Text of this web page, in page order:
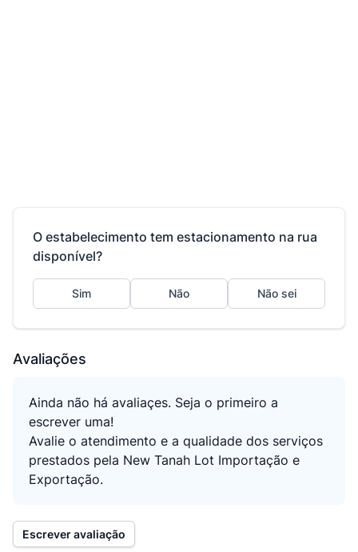
O estabelecimento tem estacionamento na rua
disponível?
Sim Não Não sei
Avaliações
Ainda não há avaliaçes. Seja o primeiro a
escrever uma!
Avalie o atendimento e a qualidade dos serviços
prestados pela New Tanah Lot Importação e
Exportação.
Escrever avaliação